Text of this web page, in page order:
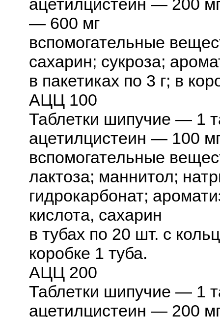
ацетилцистеин — 200
— 600 мг
вспомогательные
сахарин; сукроза;
в пакетиках по 3 г; в
АЦЦ 100
Таблетки шипучие — 1
ацетилцистеин — 100
вспомогательные
лактоза; маннитол;
гидрокарбонат;
кислота, сахарин
в тубах по 20 шт. с
коробке 1 туба.
АЦЦ 200
Таблетки шипучие — 1
ацетилцистеин — 200